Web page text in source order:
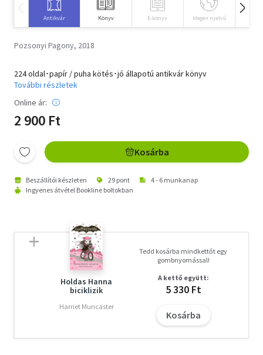
Antikvár Könyv E-könyv Idegen nyelvű
Pozsonyi Pagony, 2018
224 oldal･papír / puha kötés･jó állapotú antikvár könyv
További részletek
Online ár:
2 900 Ft
Kosárba
Beszállítói készleten 29 pont
4 - 6 munkanap
Ingyenes átvétel Bookline boltokban
Holdas Hanna
biciklizik
Harriet Muncaster
Tedd kosárba mindkettőt egy
gombnyomással!
A kettő együtt:
5 330 Ft
Kosárba